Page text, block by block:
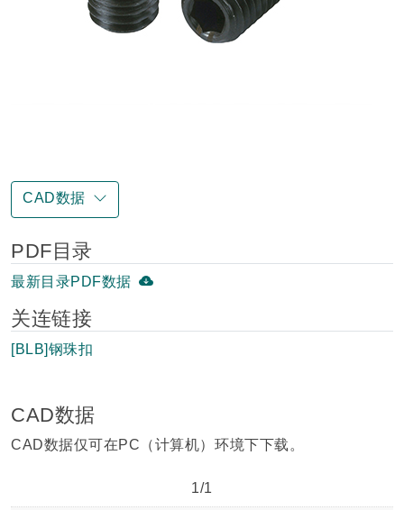
CAD数据
PDF目录
最新目录PDF数据
关连链接
[BLB]钢珠扣
CAD数据
CAD数据仅可在PC（计算机）环境下下载。
1/1